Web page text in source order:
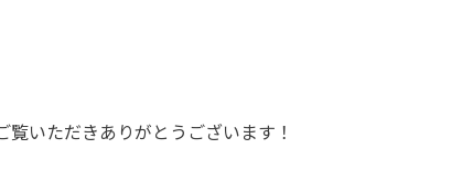
覧いただきありがとうございます！